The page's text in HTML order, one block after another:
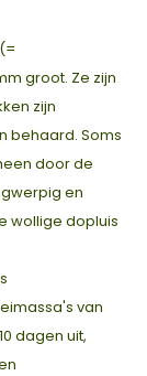
groot. Ze zijn
zijn
behaard. Soms
door de
en
wollige dopluis
van
dagen uit,